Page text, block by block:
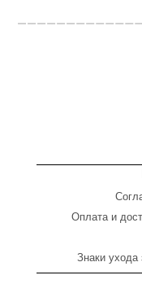
Оплата и
Знаки ухода